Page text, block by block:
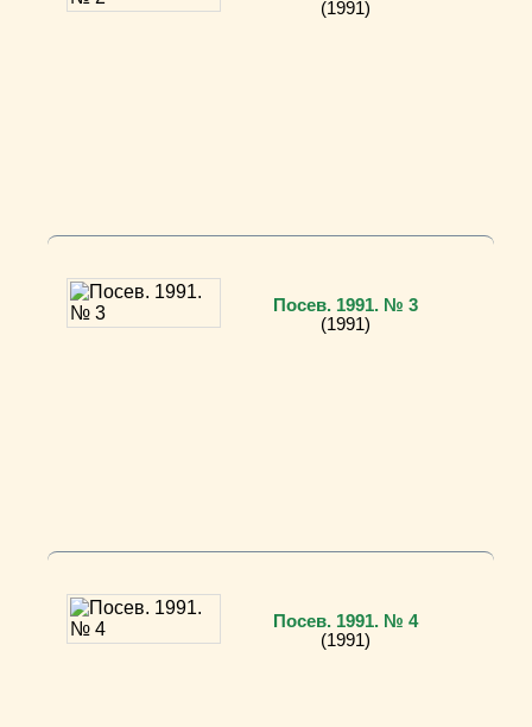
(1991)
Посев. 1991. № 3
(1991)
Посев. 1991. № 4
(1991)